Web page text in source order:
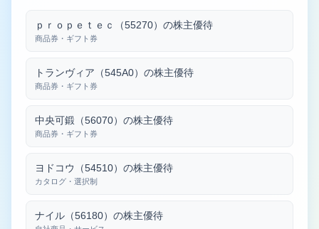
ｐｒｏｐｅｔｅｃ（55270）の株主優待
商品券・ギフト券
トランヴィア（545A0）の株主優待
商品券・ギフト券
中央可鍛（56070）の株主優待
商品券・ギフト券
ヨドコウ（54510）の株主優待
カタログ・選択制
ナイル（56180）の株主優待